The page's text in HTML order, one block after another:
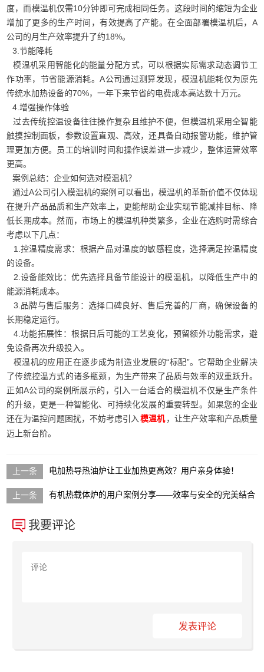
度，而模温机仅需10分钟即可完成相同任务。这段时间的缩短为企业
增加了更多的生产时间，有效提高了产能。在全面部署模温机后，A
公司的月生产效率提升了约18%。
3.节能降耗
模温机采用智能化的能量分配方式，可以根据实际需求动态调节工
作功率，节省能源消耗。A公司通过测算发现，模温机能耗仅为原先
传统水加热设备的70%，一年下来节省的电费成本高达数十万元。
4.增强操作体验
过去传统控温设备往往操作复杂且维护不便，但模温机采用全智能
触摸控制面板，参数设置直观、高效，还具备自动报警功能，维护管
理更加方便。员工的培训时间和操作误差进一步减少，整体运营效率
更高。
案例总结：企业如何选对模温机？
通过A公司引入模温机的案例可以看出，模温机的革新价值不仅体现
在提升产品品质和生产效率上，更能帮助企业实现节能减排目标、降
低长期成本。然而，市场上的模温机种类繁多，企业在选购时需综合
考虑以下几点：
1.控温精度需求：根据产品对温度的敏感程度，选择满足控温精度
的设备。
2.设备能效比：优先选择具备节能设计的模温机，以降低生产中的
能源消耗成本。
3.品牌与售后服务：选择口碑良好、售后完善的厂商，确保设备的
长期稳定运行。
4.功能拓展性：根据日后可能的工艺变化，预留额外功能需求，避
免设备再次升级投入。
模温机的应用正在逐步成为制造业发展的“标配”。它帮助企业解决
了传统控温方式的诸多瓶颈，为生产带来了品质与效率的双重跃升。
正如A公司的案例所展示的，引入一台适合的模温机不仅是生产条件
的升级，更是一种智能化、可持续化发展的重要转型。如果您的企业
还在为温控问题困扰，不妨考虑引入 模温机 ，让生产效率和产品质量
迈上新台阶。
电加热导热油炉让工业加热更高效？用户亲身体验！
有机热载体炉的用户案例分享——效率与安全的完美结合
我要评论
发表评论